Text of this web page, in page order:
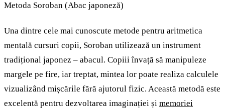
Metoda Soroban (Abac japoneză)
Una dintre cele mai cunoscute metode pentru aritmetica
mentală cursuri copii, Soroban utilizează un instrument
tradițional japonez – abacul. Copiii învață să manipuleze
margele pe fire, iar treptat, mintea lor poate realiza calculele
vizualizând mișcările fără ajutorul fizic. Această metodă este
excelentă pentru dezvoltarea imaginației și memoriei